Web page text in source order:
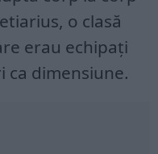
o clasă
erau echipați
ca dimensiune.